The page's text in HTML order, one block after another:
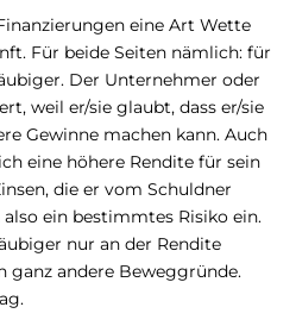
eine Art Wette
Für beide Seiten nämlich: für
Der Unternehmer oder
weil er/sie glaubt, dass er/sie
Gewinne machen kann. Auch
eine höhere Rendite für sein
die er vom Schuldner
ein bestimmtes Risiko ein.
nur an der Rendite
ganz andere Beweggründe.